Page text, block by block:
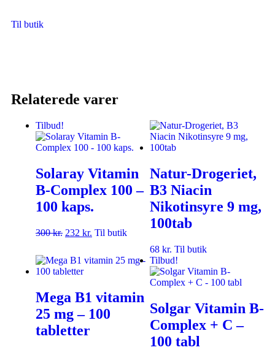
Til butik
Relaterede varer
Tilbud!
Solaray Vitamin
B-Complex 100 –
100 kaps.
300kr. 232 kr. Til butik
Natur-Drogeriet,
B3 Niacin
Nikotinsyre 9 mg,
100tab
68 kr. Til butik
Mega B1 vitamin
25 mg – 100
tabletter
Tilbud!
Solgar Vitamin B-
Complex + C –
100 tabl